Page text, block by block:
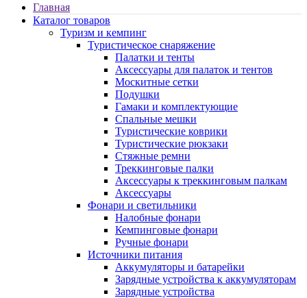
Главная
Каталог товаров
Туризм и кемпинг
Туристическое снаряжение
Палатки и тенты
Аксессуары для палаток и тентов
Москитные сетки
Подушки
Гамаки и комплектующие
Спальные мешки
Туристические коврики
Туристические рюкзаки
Стяжные ремни
Треккинговые палки
Аксессуары к треккинговым палкам
Аксессуары
Фонари и светильники
Налобные фонари
Кемпинговые фонари
Ручные фонари
Источники питания
Аккумуляторы и батарейки
Зарядные устройства к аккумуляторам
Зарядные устройства